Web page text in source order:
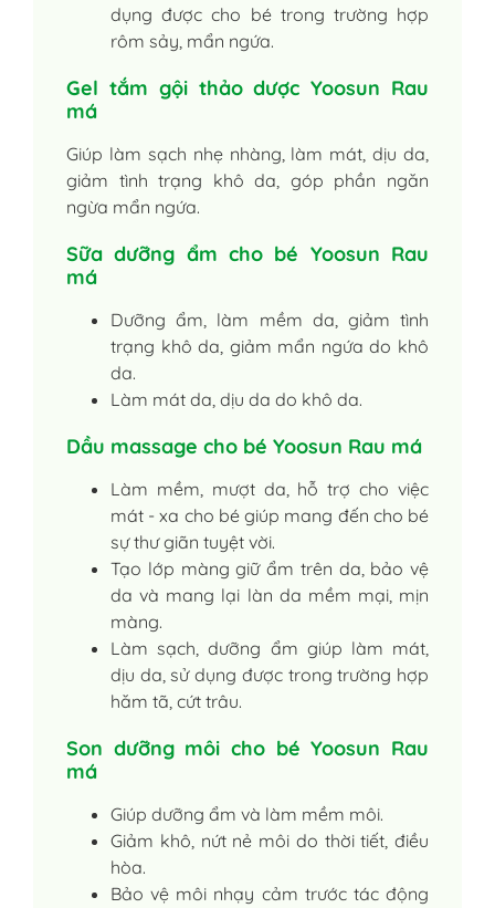
dụng được cho bé trong trường hợp
rôm sảy, mẩn ngứa.
Gel tắm gội thảo dược Yoosun Rau
má
Giúp làm sạch nhẹ nhàng, làm mát, dịu da,
giảm tình trạng khô da, góp phần ngăn
ngừa mẩn ngứa.
Sữa dưỡng ẩm cho bé Yoosun Rau
má
Dưỡng ẩm, làm mềm da, giảm tình
trạng khô da, giảm mẩn ngứa do khô
da.
Làm mát da, dịu da do khô da.
Dầu massage cho bé Yoosun Rau má
Làm mềm, mượt da, hỗ trợ cho việc
mát - xa cho bé giúp mang đến cho bé
sự thư giãn tuyệt vời.
Tạo lớp màng giữ ẩm trên da, bảo vệ
da và mang lại làn da mềm mại, mịn
màng.
Làm sạch, dưỡng ẩm giúp làm mát,
dịu da, sử dụng được trong trường hợp
hăm tã, cứt trâu.
Son dưỡng môi cho bé Yoosun Rau
má
Giúp dưỡng ẩm và làm mềm môi.
Giảm khô, nứt nẻ môi do thời tiết, điều
hòa.
Bảo vệ môi nhạy cảm trước tác động